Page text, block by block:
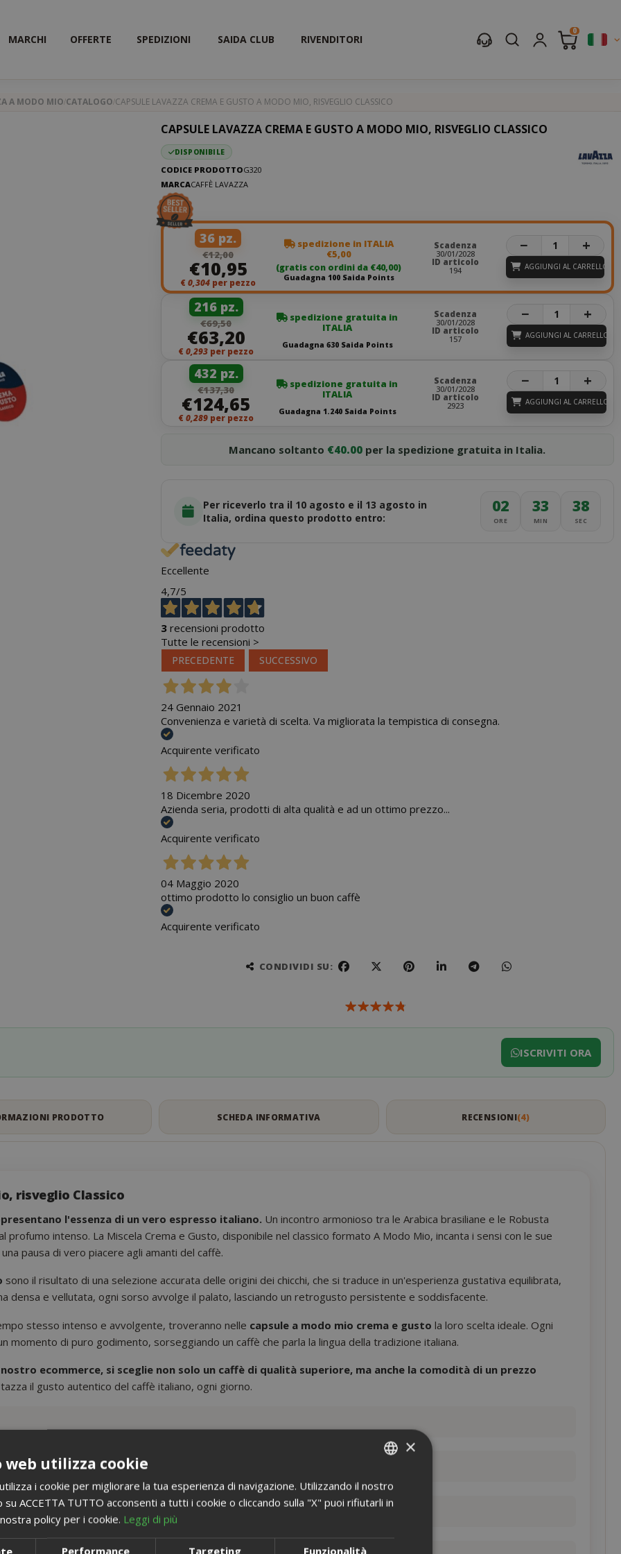
MARCHI OFFERTE SPEDIZIONI SAIDA CLUB RIVENDITORI
0
A MODO MIO CATALOGO CAPSULE LAVAZZA CREMA E GUSTO A MODO MIO, RISVEGLIO CLASSICO
CAPSULE LAVAZZA CREMA E GUSTO A MODO MIO, RISVEGLIO CLASSICO
DISPONIBILE
CODICE PRODOTTOG320
MARCACAFFÈ LAVAZZA
36 pz.
€12,00
€10,95
€0,304 per pezzo
spedizione in ITALIA
€5,00
(gratis con ordini da €40,00)
Guadagna 100 Saida Points
Scadenza
30/01/2028
ID articolo
194
− +
AGGIUNGI AL CARRELLO
216 pz.
€69,50
€63,20
€0,293 per pezzo
spedizione gratuita in
ITALIA
Guadagna 630 Saida Points
Scadenza
30/01/2028
ID articolo
157
− +
AGGIUNGI AL CARRELLO
432 pz.
€137,30
€124,65
€0,289 per pezzo
spedizione gratuita in
ITALIA
Guadagna 1.240 Saida Points
Scadenza
30/01/2028
ID articolo
2923
− +
AGGIUNGI AL CARRELLO
Mancano soltanto €40.00 per la spedizione gratuita in Italia.
Per riceverlo tra il 10 agosto e il 13 agosto in
Italia, ordina questo prodotto entro:
02
ORE
33
MIN
36
SEC
Eccellente
4,7/5
3recensioni prodotto
Tutte le recensioni >
PRECEDENTE SUCCESSIVO
24 Gennaio 2021
Convenienza e varietà di scelta. Va migliorata la tempistica di consegna.
Acquirente verificato
18 Dicembre 2020
Azienda seria, prodotti di alta qualità e ad un ottimo prezzo...
Acquirente verificato
04 Maggio 2020
ottimo prodotto lo consiglio un buon caffè
Acquirente verificato
CONDIVIDI SU:
ISCRIVITI ORA
risveglio Classico
l'essenza di un vero espresso italiano. Un incontro armonioso tra le Arabica brasiliane e le Robusta
profumo intenso. La Miscela Crema e Gusto, disponibile nel classico formato A Modo Mio, incanta i sensi con le sue
pausa di vero piacere agli amanti del caffè.
sono il risultato di una selezione accurata delle origini dei chicchi, che si traduce in un'esperienza gustativa equilibrata,
densa e vellutata, ogni sorso avvolge il palato, lasciando un retrogusto persistente e soddisfacente.
stesso intenso e avvolgente, troveranno nelle capsule a modo mio crema e gusto la loro scelta ideale. Ogni
momento di puro godimento, sorseggiando un caffè che parla la lingua della tradizione italiana.
ecommerce, si sceglie non solo un caffè di qualità superiore, ma anche la comodità di un prezzo
il gusto autentico del caffè italiano, ogni giorno.
PRODOTTO SCHEDA INFORMATIVA RECENSIONI 4
ITALIAN
ENGLISH
×
web utilizza cookie
i cookie per migliorare la tua esperienza di navigazione. Utilizzando il nostro
ACCETTA TUTTO acconsenti a tutti i cookie o cliccando sulla "X" puoi rifiutarli in
policy per i cookie. Leggi di più
Performance Targeting Funzionalità